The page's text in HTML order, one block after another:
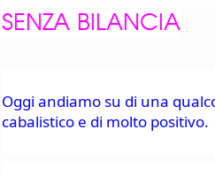
SENZA BILANCIA
Oggi andiamo su di una
cabalistico e di molto positivo.